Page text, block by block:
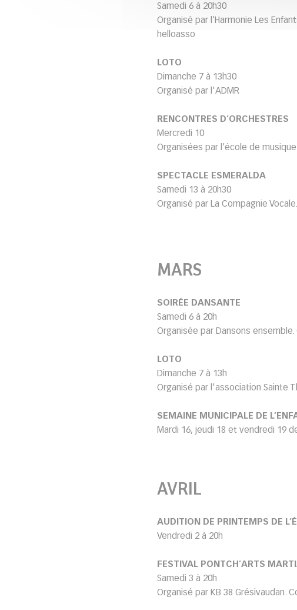
Samedi 6 à 20h30
Organisé par l’Harmonie Les
helloasso
LOTO
Dimanche 7 à 13h30
Organisé par l'ADMR
RENCONTRES D’ORCHESTRES
Mercredi 10
Organisées par l’école de
SPECTACLE ESMERALDA
Samedi 13 à 20h30
Organisé par La Compagnie
MARS
SOIRÉE DANSANTE
Samedi 6 à 20h
Organisée par Dansons
LOTO
Dimanche 7 à 13h
Organisé par l'association Sainte
SEMAINE MUNICIPALE DE
Mardi 16, jeudi 18 et vendredi 19
AVRIL
AUDITION DE PRINTEMPS DE
Vendredi 2 à 20h
FESTIVAL PONTCH’ARTS
Samedi 3 à 20h
Organisé par KB 38 Grésivaudan.